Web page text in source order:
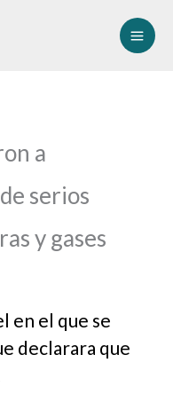
a
serios
y gases
en el que se
declarara que